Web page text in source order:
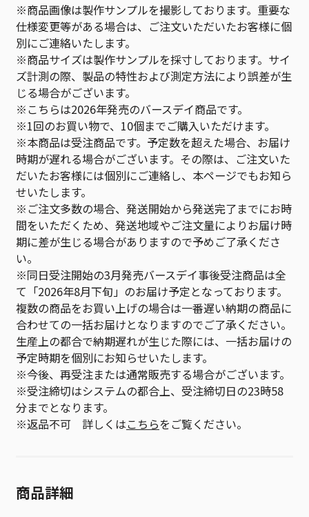
※商品画像は製作サンプルを撮影しております。重要な
仕様変更等がある場合は、ご注文いただいたお客様に個
別にご連絡いたします。
※商品サイズは製作サンプルを採寸しております。サイ
ズ計測の際、製品の特性および測定方法により誤差が生
じる場合がございます。
※こちらは2026年発売のバースデイ商品です。
※1回のお買い物で、10個までご購入いただけます。
※本商品は受注商品です。予定数を超えた場合、お届け
時期が遅れる場合がございます。その際は、ご注文いた
だいたお客様には個別にご連絡し、本ページでもお知ら
せいたします。
※ご注文多数の場合、発送開始から発送完了までにお時
間をいただくため、発送地域やご注文量によりお届け時
期に差が生じる場合がありますので予めご了承くださ
い。
※同日受注開始の3月発売バースデイ事後受注商品は全
て「2026年8月下旬」のお届け予定となっております。
複数の商品をお買い上げの場合は一番遅い納期の商品に
合わせての一括お届けとなりますのでご了承ください。
生産上の都合で納期遅れが生じた際には、一括お届けの
予定時期を個別にお知らせいたします。
※今後、再受注または通常販売する場合がございます。
※受注締切はシステムの都合上、受注締切日の23時58
分までとなります。
※返品不可 詳しくはこちらをご覧ください。
商品詳細